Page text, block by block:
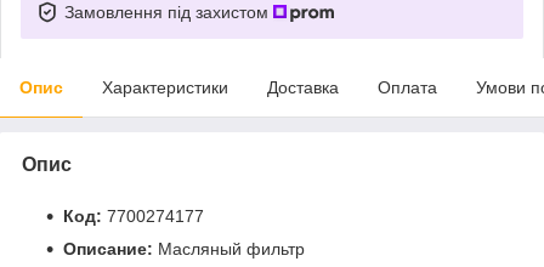
Замовлення під захистом
Опис Характеристики Доставка Оплата Умови
Опис
Код: 7700274177
Описание: Масляный фильтр